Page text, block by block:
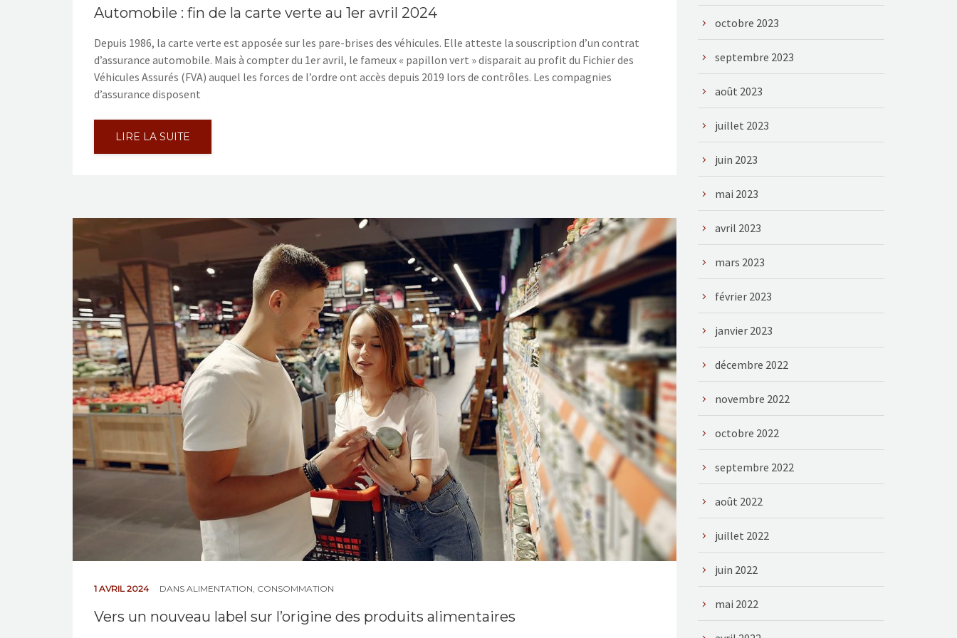
Automobile : fin de la carte verte au 1er avril 2024
Depuis 1986, la carte verte est apposée sur les pare-brises des véhicules. Elle atteste la souscription d’un contrat
d’assurance automobile. Mais à compter du 1er avril, le fameux « papillon vert » disparait au profit du Fichier des
Véhicules Assurés (FVA) auquel les forces de l’ordre ont accès depuis 2019 lors de contrôles. Les compagnies
d’assurance disposent
LIRE LA SUITE
1 AVRIL 2024 DANS ALIMENTATION, CONSOMMATION
Vers un nouveau label sur l’origine des produits alimentaires
octobre 2023
septembre 2023
août 2023
juillet 2023
juin 2023
mai 2023
avril 2023
mars 2023
février 2023
janvier 2023
décembre 2022
novembre 2022
octobre 2022
septembre 2022
août 2022
juillet 2022
juin 2022
mai 2022